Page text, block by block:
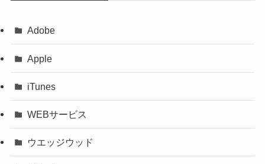
Adobe
Apple
iTunes
WEBサービス
ウエッジウッド